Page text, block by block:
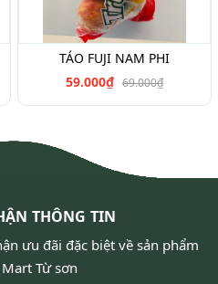
TÁO FUJI NAM PHI
59.000₫ 69.000₫
THÔNG TIN
ưu đãi đặc biệt về sản phẩm
Từ sơn